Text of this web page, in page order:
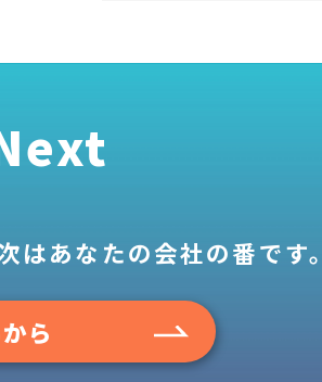
はあなたの会社の番です。
ら